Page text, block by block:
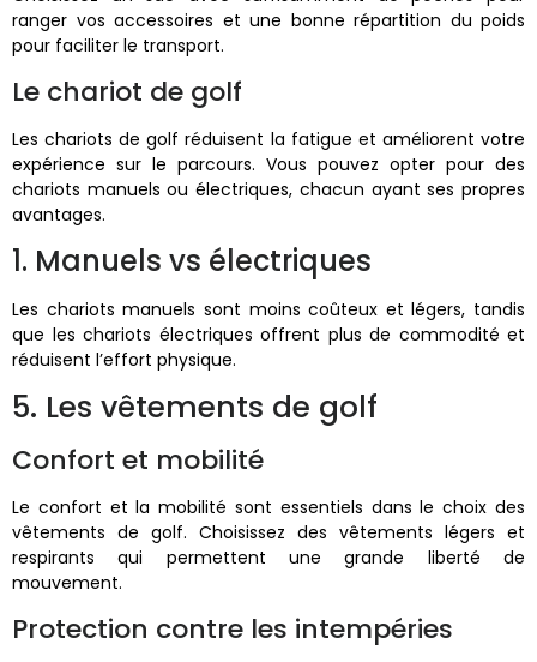
ranger vos accessoires et une bonne répartition du poids
pour faciliter le transport.
Le chariot de golf
Les chariots de golf réduisent la fatigue et améliorent votre
expérience sur le parcours. Vous pouvez opter pour des
chariots manuels ou électriques, chacun ayant ses propres
avantages.
1. Manuels vs électriques
Les chariots manuels sont moins coûteux et légers, tandis
que les chariots électriques offrent plus de commodité et
réduisent l’effort physique.
5. Les vêtements de golf
Confort et mobilité
Le confort et la mobilité sont essentiels dans le choix des
vêtements de golf. Choisissez des vêtements légers et
respirants qui permettent une grande liberté de
mouvement.
Protection contre les intempéries